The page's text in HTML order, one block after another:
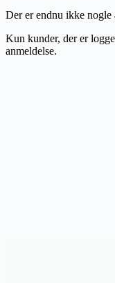
Der er endnu ikke nogle
Kun kunder, der er
anmeldelse.